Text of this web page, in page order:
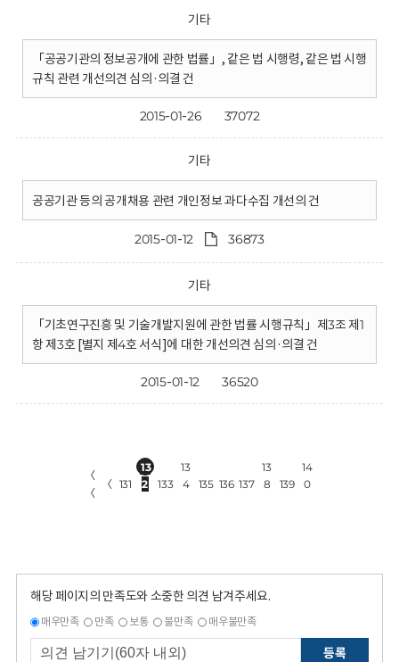
기타
「공공기관의 정보공개에 관한 법률」, 같은 법 시행령, 같은 법 시행
규칙 관련 개선의견 심의·의결 건
2015-01-26 37072
기타
공공기관 등의 공개채용 관련 개인정보 과다수집 개선의 건
2015-01-12 36873
기타
「기초연구진흥 및 기술개발지원에 관한 법률 시행규칙」제3조 제1
항 제3호 [별지 제4호 서식]에 대한 개선의견 심의·의결 건
2015-01-12 36520
〈
〈
〈 131
13
2
133
13
4
135 136 137
13
8
139
14
0
해당 페이지의 만족도와 소중한 의견 남겨주세요.
매우만족 만족 보통 불만족 매우불만족
등록